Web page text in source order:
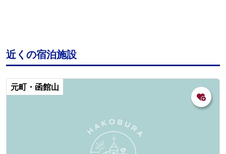
近くの宿泊施設
元町・函館山